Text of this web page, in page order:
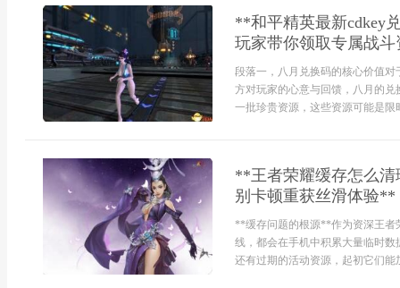
**和平精英最新cdkey
玩家带你领取专属战
段落一，八月兑换码的核心价值
方对玩家的心意与回馈，八月的
一批珍贵资源，这些资源可能是
**王者荣耀缓存怎么
别卡顿重获丝滑体验**
**缓存问题的根源**作为资深王者
线，都会在手机中积累大量临时
还有过期的活动资源，起初它们